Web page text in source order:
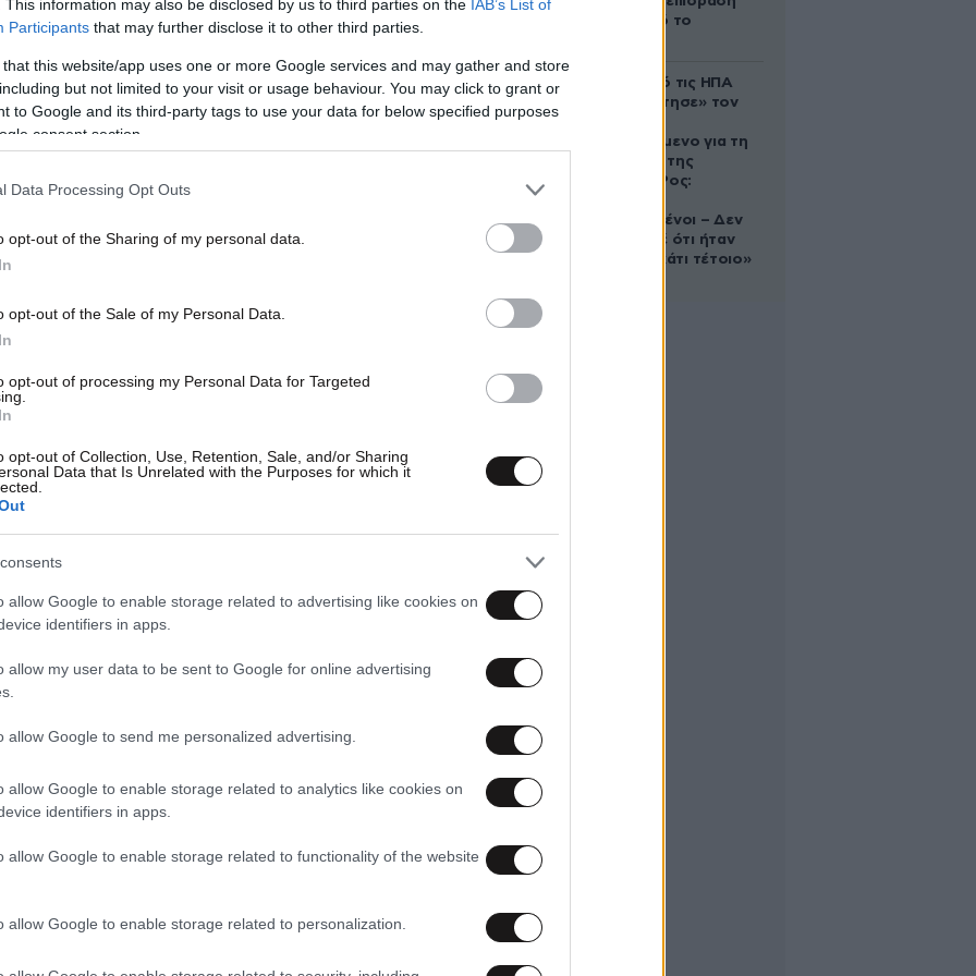
This information may also be disclosed by us to third parties on the IAB’s List of
Participants that may further disclose it to other third parties.
that this website/app uses one or more Google services and may gather and store
but not limited to your visit or usage behaviour. You may click to grant or
to Google and its third-party tags to use your data for below specified purposes
consent section.
Data Processing Opt Outs
opt-out of the Sharing of my personal data.
opt-out of the Sale of my Personal Data.
opt-out of processing my Personal Data for Targeted
opt-out of Collection, Use, Retention, Sale, and/or Sharing
Data that Is Unrelated with the Purposes for which it
allow Google to enable storage related to advertising like cookies on
identifiers in apps.
allow my user data to be sent to Google for online advertising
allow Google to send me personalized advertising.
allow Google to enable storage related to analytics like cookies on
identifiers in apps.
allow Google to enable storage related to functionality of the website
allow Google to enable storage related to personalization.
μας επιτρέψει να συνεχίσουμε τη
ταυτόχρονα το μήνυμα στους πολίτες του
την εμπιστοσύνη τους σε εμάς», πρόσθεσε.
του Δία από το
Ζευγάρι από τις ΗΠΑ
που «υιοθέτησε» τον
κατηγορούμενο για τη
δολοφονία της
Ελίζαμπεθ Ρος:
συντετριμμένοι – Δεν
έδειξε ποτέ ότι ήταν
ικανός για κάτι τέτοιο»